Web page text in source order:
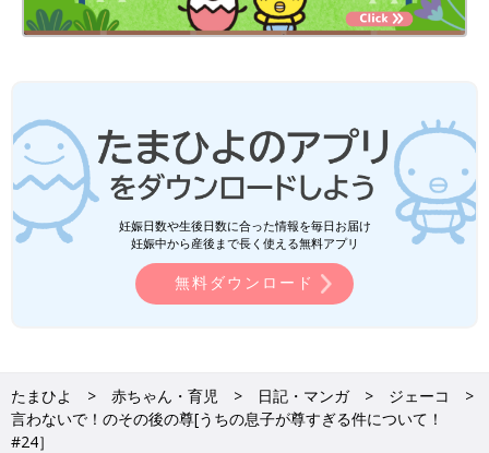
妊娠日数や生後日数に合った情報を毎日お届け
妊娠中から産後まで長く使える無料アプリ
無料ダウンロード
たまひよ 赤ちゃん・育児 日記・マンガ
ジェーコ
言わないで！のその後の尊[うちの息子が尊すぎる件について！
#24］